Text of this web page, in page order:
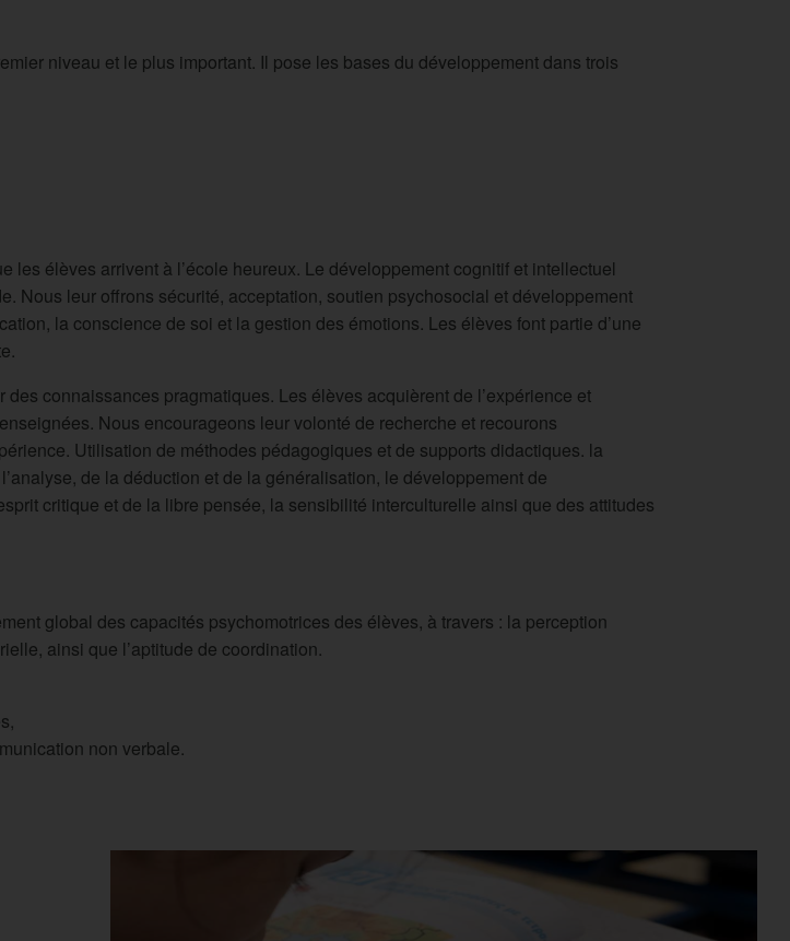
niveau et le plus important. Il pose les bases du développement dans trois
les élèves arrivent à l’école heureux. Le développement cognitif et intellectuel
Nous leur offrons sécurité, acceptation, soutien psychosocial et développement
la conscience de soi et la gestion des émotions. Les élèves font partie d’une
des connaissances pragmatiques. Les élèves acquièrent de l’expérience et
Nous encourageons leur volonté de recherche et recourons
Utilisation de méthodes pédagogiques et de supports didactiques. la
de la déduction et de la généralisation, le développement de
critique et de la libre pensée, la sensibilité interculturelle ainsi que des attitudes
global des capacités psychomotrices des élèves, à travers : la perception
ainsi que l’aptitude de coordination.
non verbale.